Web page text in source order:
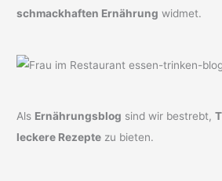
schmackhaften Ernährung widmet.
Als Ernährungsblog sind wir bestrebt,
leckere Rezepte zu bieten.